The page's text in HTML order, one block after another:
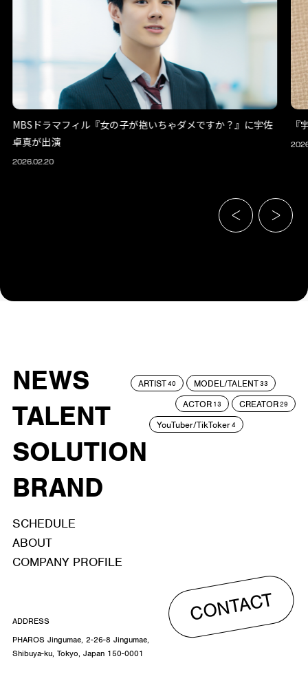
MBSドラマフィル『女の子が抱いちゃダメですか？』に宇佐
卓真が出演
2026.02.20
NEWS
TALENT
SOLUTION
BRAND
ARTIST40 MODEL/TALENT33
ACTOR 13 CREATOR29
YouTuber/TikToker4
SCHEDULE
ABOUT
COMPANY PROFILE
CONTACT
ADDRESS
PHAROS Jingumae, 2-26-8 Jingumae,
Shibuya-ku, Tokyo, Japan 150-0001